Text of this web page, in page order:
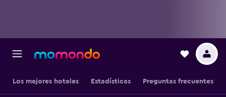
Los mejores hoteles Estadísticas Preguntas frecuentes